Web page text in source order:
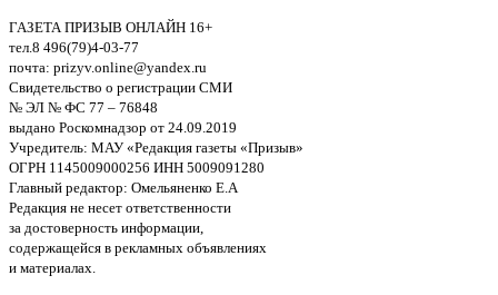
ГАЗЕТА ПРИЗЫВ ОНЛАЙН 16+
тел.8 496(79)4-03-77
почта: prizyv.online@yandex.ru
Свидетельство о регистрации СМИ
№ ЭЛ № ФС 77 – 76848
выдано Роскомнадзор от 24.09.2019
Учредитель: МАУ «Редакция газеты «Призыв»
ОГРН 1145009000256 ИНН 5009091280
Главный редактор: Омельяненко Е.А
Редакция не несет ответственности
за достоверность информации,
содержащейся в рекламных объявлениях
и материалах.